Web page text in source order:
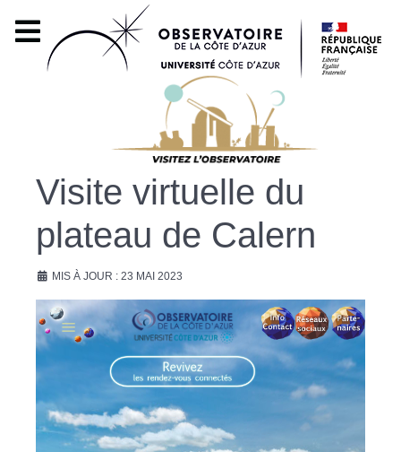
Visite virtuelle du
plateau de Calern
MIS À JOUR : 23 MAI 2023